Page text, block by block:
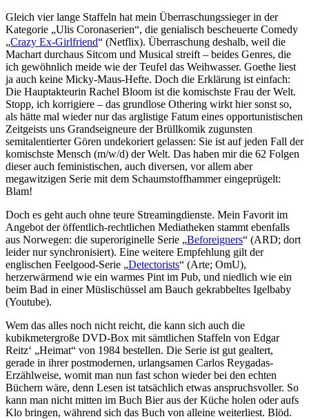
Gleich vier lange Staffeln hat mein Überraschungssieger in der
Kategorie „Ulis Coronaserien“, die genialisch bescheuerte Comedy
„Crazy Ex-Girlfriend“ (Netflix). Überraschung deshalb, weil die
Machart durchaus Sitcom und Musical streift – beides Genres, die
ich gewöhnlich meide wie der Teufel das Weihwasser. Goethe liest
ja auch keine Micky-Maus-Hefte. Doch die Erklärung ist einfach:
Die Hauptakteurin Rachel Bloom ist die komischste Frau der Welt.
Stopp, ich korrigiere – das grundlose Othering wirkt hier sonst so,
als hätte mal wieder nur das arglistige Fatum eines opportunistischen
Zeitgeists uns Grandseigneure der Brüllkomik zugunsten
semitalentierter Gören undekoriert gelassen: Sie ist auf jeden Fall der
komischste Mensch (m/w/d) der Welt. Das haben mir die 62 Folgen
dieser auch feministischen, auch diversen, vor allem aber
megawitzigen Serie mit dem Schaumstoffhammer eingeprügelt:
Blam!
Doch es geht auch ohne teure Streamingdienste. Mein Favorit im
Angebot der öffentlich-rechtlichen Mediatheken stammt ebenfalls
aus Norwegen: die superoriginelle Serie „Beforeigners“ (ARD; dort
leider nur synchronisiert). Eine weitere Empfehlung gilt der
englischen Feelgood-Serie „Detectorists“ (Arte; OmU),
herzerwärmend wie ein warmes Pint im Pub, und niedlich wie ein
beim Bad in einer Müslischüssel am Bauch gekrabbeltes Igelbaby
(Youtube).
Wem das alles noch nicht reicht, die kann sich auch die
kubikmetergroße DVD-Box mit sämtlichen Staffeln von Edgar
Reitz‘ „Heimat“ von 1984 bestellen. Die Serie ist gut gealtert,
gerade in ihrer postmodernen, urlangsamen Carlos Reygadas-
Erzählweise, womit man nun fast schon wieder bei den echten
Büchern wäre, denn Lesen ist tatsächlich etwas anspruchsvoller. So
kann man nicht mitten im Buch Bier aus der Küche holen oder aufs
Klo bringen, während sich das Buch von alleine weiterliest. Blöd.